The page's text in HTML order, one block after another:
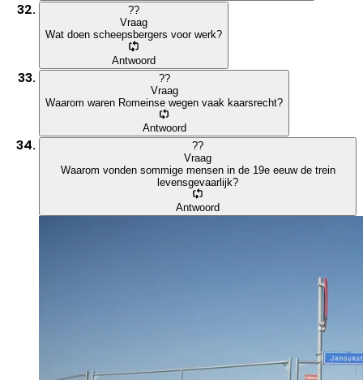
??
Vraag
Wat doen scheepsbergers voor werk?
Antwoord
??
Vraag
Waarom waren Romeinse wegen vaak kaarsrecht?
Antwoord
??
Vraag
Waarom vonden sommige mensen in de 19e eeuw de trein
levensgevaarlijk?
Antwoord